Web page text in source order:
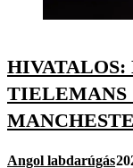
TIELEMANS
Angol labdarúgás